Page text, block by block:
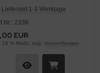
Lieferzeit:1-3 Werktage
2338
EUR
19 % MwSt. zzgl. Versandkosten